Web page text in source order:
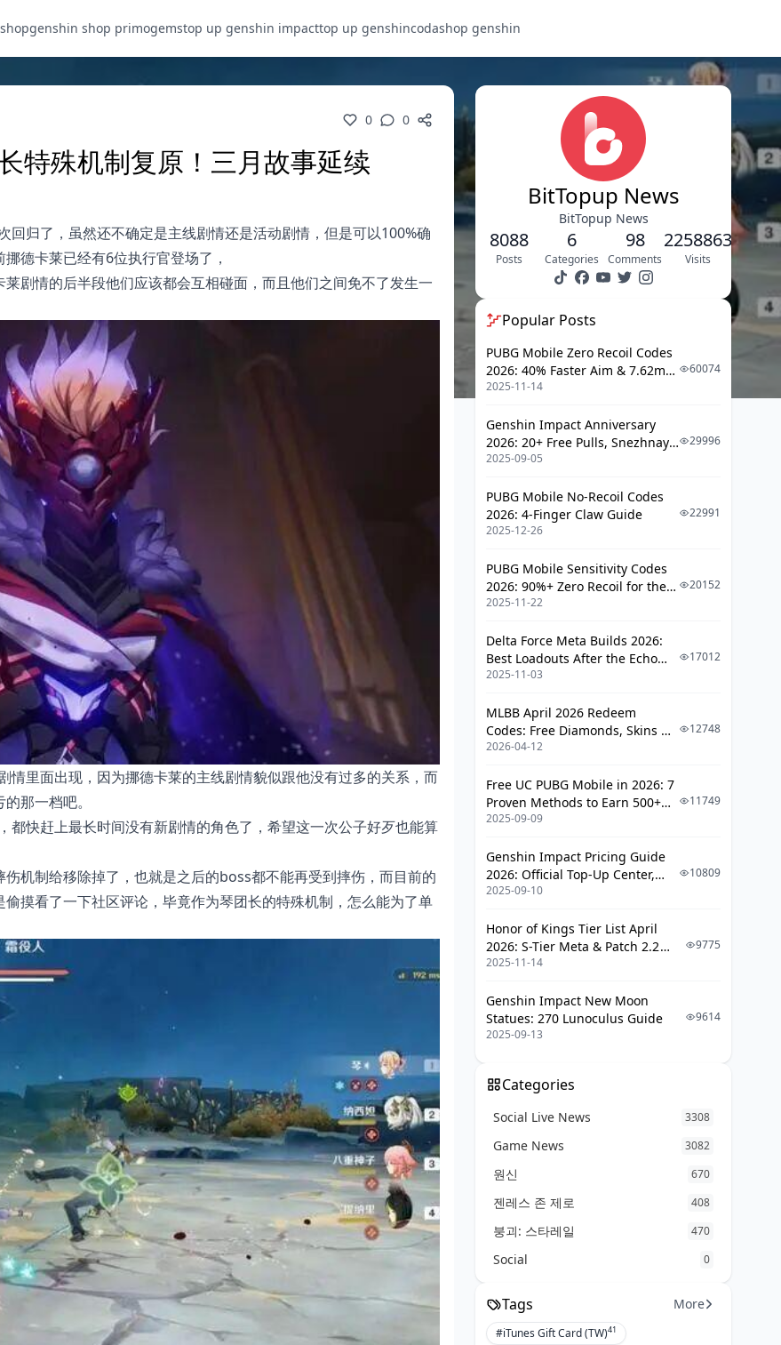
genshin shop primogemstop up genshin impacttop up genshincodashop genshin
0 0
特殊机制复原！三月故事延续
归了，虽然还不确定是主线剧情还是活动剧情，但是可以100%确
德卡莱已经有6位执行官登场了，
剧情的后半段他们应该都会互相碰面，而且他们之间免不了发生一
情里面出现，因为挪德卡莱的主线剧情貌似跟他没有过多的关系，而
那一档吧。
快赶上最长时间没有新剧情的角色了，希望这一次公子好歹也能算
机制给移除掉了，也就是之后的boss都不能再受到摔伤，而目前的
摸看了一下社区评论，毕竟作为琴团长的特殊机制，怎么能为了单
BitTopup News
BitTopup News
8088
Posts
6
Categories
98
Comments
2258863
Visits
Popular Posts
PUBG Mobile Zero Recoil Codes
2026: 40% Faster Aim & 7.62mm
Weapon Adjustments
2025-11-14
60074
Genshin Impact Anniversary
2026: 20+ Free Pulls, Snezhnaya
Roadmap & Complete Guide
2025-09-05
29996
PUBG Mobile No-Recoil Codes
2026: 4-Finger Claw Guide
2025-12-26
22991
PUBG Mobile Sensitivity Codes
2026: 90%+ Zero Recoil for the
V4.4 M416 & AUG Meta
2025-11-22
20152
Delta Force Meta Builds 2026:
Best Loadouts After the Echo
Season Update
2025-11-03
17012
MLBB April 2026 Redeem
Codes: Free Diamonds, Skins &
Starlight Rewards
2026-04-12
12748
Free UC PUBG Mobile in 2026: 7
Proven Methods to Earn 500+
UC (V4.3 & RPA18 Updates)
2025-09-09
11749
Genshin Impact Pricing Guide
2026: Official Top-Up Center,
Platform Differences, and
2025-09-10
10809
Honor of Kings Tier List April
2026: S-Tier Meta & Patch 2.2
Changes
2025-11-14
9775
Genshin Impact New Moon
Statues: 270 Lunoculus Guide
2025-09-13
9614
Categories
Social Live News 3308
Game News 3082
원신 670
젠레스 존 제로 408
붕괴: 스타레일 470
Social 0
Tags More
#iTunes Gift Card (TW)41